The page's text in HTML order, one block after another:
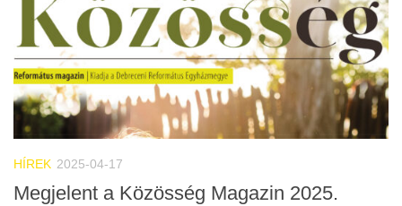
HÍREK 2025-04-17
Megjelent a Közösség Magazin 2025.